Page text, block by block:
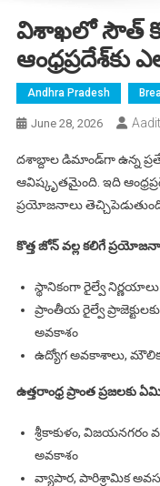
విశాఖలో సౌత్
Andhra Pradesh
June 28, 2026
దశాబ్దాల డిమాండ్‌గా ఉన్న
ఆవిష్కృతమైంది. ఇది
ప్రయోజనాలు
కొత్త జోన్ వల్ల కలిగే
స్థానికంగా రైల్వే
ప్రాంతీయ రైల్వే
అవకాశం
ఉద్యోగ అవకాశాలు,
ఉత్తరాంధ్ర ప్రాంత ప్రజలకు
శ్రీకాకుళం, విజయనగరం
అవకాశం
వ్యాపార, పారిశ్రామిక